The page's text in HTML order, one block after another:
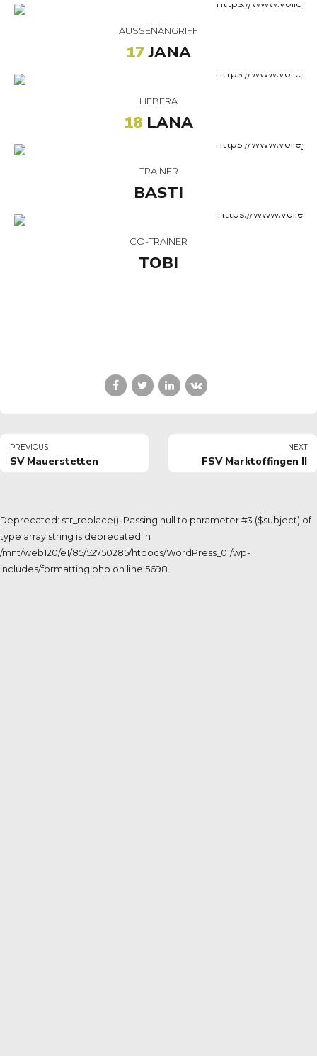
AUSSENANGRIFF
17JANA
LIEBERA
18 LANA
TRAINER
BASTI
CO-TRAINER
TOBI
PREVIOUS
SV Mauerstetten
NEXT
FSV Marktoffingen II
Deprecated: str_replace(): Passing null to parameter #3 ($subject) of
type array|string is deprecated in
/mnt/web120/e1/85/52750285/htdocs/WordPress_01/wp-
includes/formatting.php on line 5698